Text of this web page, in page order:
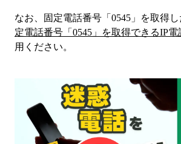
なお、固定電話番号「 0545 」を取得
定電話番号「 0545 」を取得できるIP
用ください。